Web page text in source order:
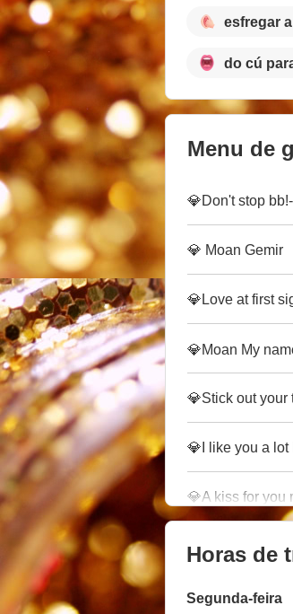
esfregar
do cú
Menu de
💎Don't stop
💎 Moan Gemir
💎Love at first
💎Moan My
💎Stick out your
💎I like you a lot
💎A kiss for you
Horas de
Segunda-feira